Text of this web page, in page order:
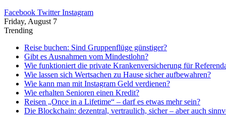
Facebook Twitter Instagram
Friday, August 7
Trending
Reise buchen: Sind Gruppenflüge günstiger?
Gibt es Ausnahmen vom Mindestlohn?
Wie funktioniert die private Krankenversicherung für
Wie lassen sich Wertsachen zu Hause sicher aufbewahren?
Wie kann man mit Instagram Geld verdienen?
Wie erhalten Senioren einen Kredit?
Reisen „Once in a Lifetime“ – darf es etwas mehr sein?
Die Blockchain: dezentral, vertraulich, sicher – aber auch